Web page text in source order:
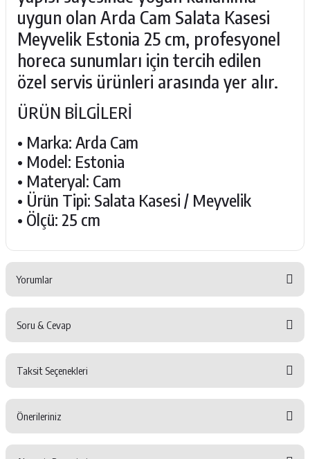
uygun olan Arda Cam Salata Kasesi
Meyvelik Estonia 25 cm, profesyonel
horeca sunumları için tercih edilen
özel servis ürünleri arasında yer alır.
ÜRÜN BİLGİLERİ
• Marka: Arda Cam
• Model: Estonia
• Materyal: Cam
• Ürün Tipi: Salata Kasesi / Meyvelik
• Ölçü: 25 cm
Yorumlar
Yorum Yaz
Soru & Cevap
Soru Sor
Taksit Seçenekleri
Önerileriniz